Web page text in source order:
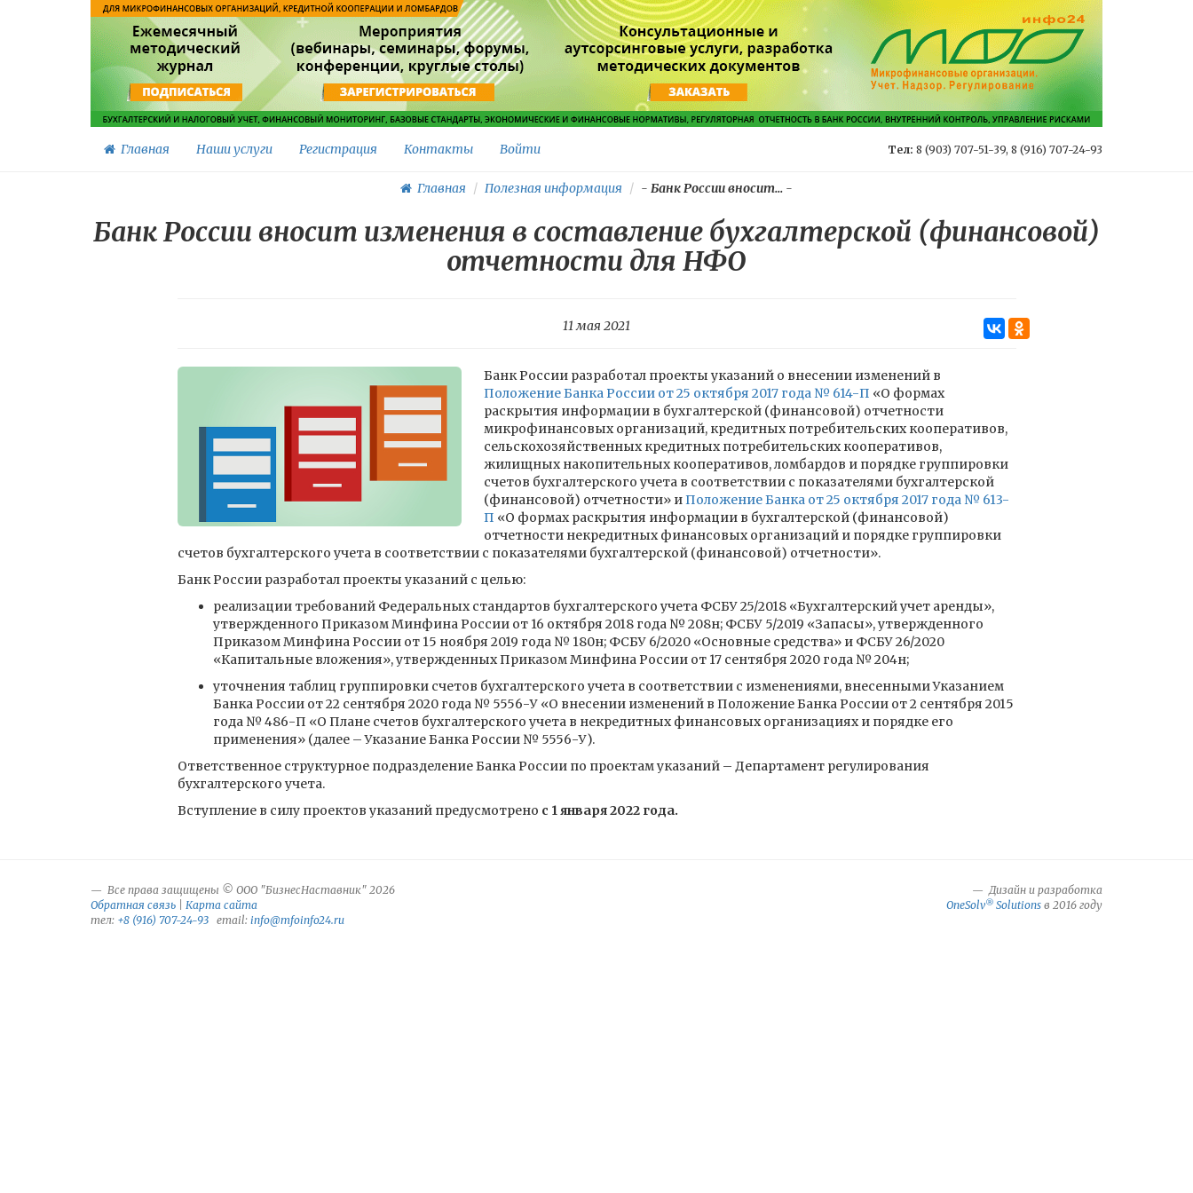
Главная Наши услуги Регистрация Контакты Войти Тел: 8 (903) 707-51-39, 8 (916) 707-24-93
Главная Полезная информация - Банк России вносит... -
Банк России вносит изменения в составление бухгалтерской (финансовой)
отчетности для НФО
11 мая 2021
Банк России разработал проекты указаний о внесении изменений в
Положение Банка России от 25 октября 2017 года № 614-П «О формах
раскрытия информации в бухгалтерской (финансовой) отчетности
микрофинансовых организаций, кредитных потребительских кооперативов,
сельскохозяйственных кредитных потребительских кооперативов,
жилищных накопительных кооперативов, ломбардов и порядке группировки
счетов бухгалтерского учета в соответствии с показателями бухгалтерской
(финансовой) отчетности» иПоложение Банка от 25 октября 2017 года № 613-
П «О формах раскрытия информации в бухгалтерской (финансовой)
отчетности некредитных финансовых организаций и порядке группировки
счетов бухгалтерского учета в соответствии с показателями бухгалтерской (финансовой) отчетности».
Банк России разработал проекты указаний с целью:
реализации требований Федеральных стандартов бухгалтерского учета ФСБУ 25/2018 «Бухгалтерский учет аренды»,
утвержденного Приказом Минфина России от 16 октября 2018 года № 208н; ФСБУ 5/2019 «Запасы», утвержденного
Приказом Минфина России от 15 ноября 2019 года № 180н; ФСБУ 6/2020 «Основные средства» и ФСБУ 26/2020
«Капитальные вложения», утвержденных Приказом Минфина России от 17 сентября 2020 года № 204н;
уточнения таблиц группировки счетов бухгалтерского учета в соответствии с изменениями, внесенными Указанием
Банка России от 22 сентября 2020 года № 5556-У «О внесении изменений в Положение Банка России от 2 сентября 2015
года № 486-П «О Плане счетов бухгалтерского учета в некредитных финансовых организациях и порядке его
применения» (далее – Указание Банка России № 5556-У).
Ответственное структурное подразделение Банка России по проектам указаний – Департамент регулирования
бухгалтерского учета.
Вступление в силу проектов указаний предусмотрено с 1 января 2022 года.
Все права защищены © ООО "БизнесНаставник" 2026
Обратная связь
Карта сайта
тел: +8 (916) 707-24-93 email: info@mfoinfo24.ru
Дизайн и разработка
OneSolv® Solutions в 2016 году